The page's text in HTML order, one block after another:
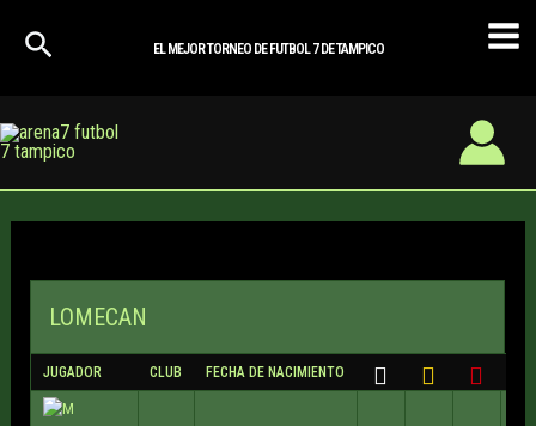
EL MEJOR TORNEO DE FUTBOL 7 DE TAMPICO
LOMECAN
JUGADOR CLUB FECHA DE NACIMIENTO